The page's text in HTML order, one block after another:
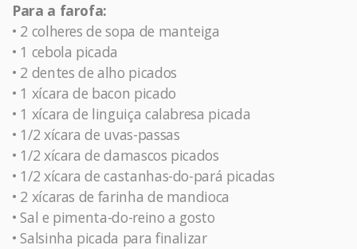
Para a farofa:
• 2 colheres de sopa de manteiga
• 1 cebola picada
• 2 dentes de alho picados
• 1 xícara de bacon picado
• 1 xícara de linguiça calabresa picada
• 1/2 xícara de uvas-passas
• 1/2 xícara de damascos picados
• 1/2 xícara de castanhas-do-pará picadas
• 2 xícaras de farinha de mandioca
• Sal e pimenta-do-reino a gosto
• Salsinha picada para finalizar